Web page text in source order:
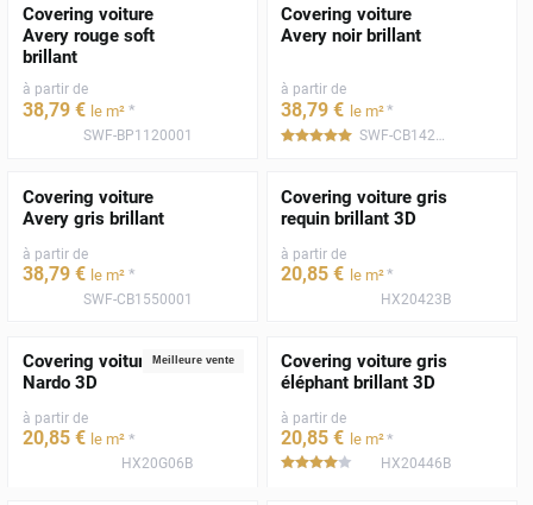
Covering voiture
Avery rouge soft
brillant
à partir de
38,79 € le m² *
SWF-BP1120001
Covering voiture
Avery noir brillant
à partir de
38,79 € le m²*
*****
Covering voiture
Avery gris brillant
à partir de
38,79 € le m² *
SWF-CB1550001
Covering voiture gris
requin brillant 3D
à partir de
20,85 € le m²*
HX20423B
Meilleure vente
Covering voiture gris
Nardo 3D
à partir de
20,85 € le m² *
HX20G06B
Covering voiture gris
éléphant brillant 3D
à partir de
20,85 € le m²*
***** HX20446B